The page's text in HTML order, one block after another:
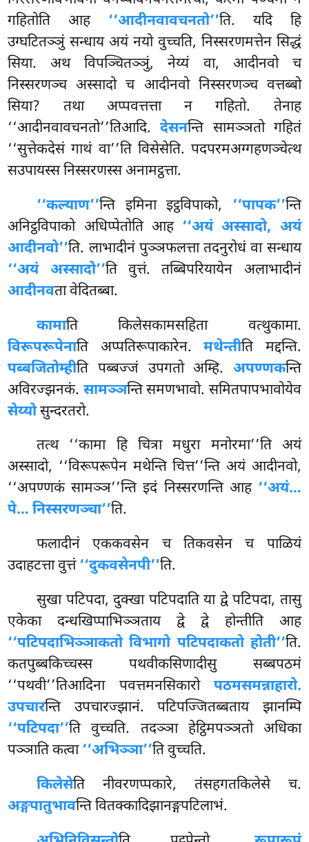
गहितोति आह ‘‘आदीनवावचनतो’’ति. यदि हि
उग्घटितञ्ञुं सन्धाय अयं नयो वुच्चति, निस्सरणमत्तेन सिद्धं
सिया. अथ विपञ्चितञ्ञुं, नेय्यं वा, आदीनवो च
निस्सरणञ्च अस्सादो च आदीनवो निस्सरणञ्च वत्तब्बो
सिया? तथा अप्पवत्तत्ता न गहितो. तेनाह
‘‘आदीनवावचनतो’’तिआदि.देसनन्ति सामञ्ञतो गहितं
‘‘सुत्तेकदेसं गाथं वा’’ति विसेसेति. पदपरमअग्गहणञ्चेत्थ
सउपायस्स निस्सरणस्स अनामट्ठत्ता.
‘‘कल्याण’’न्ति इमिना इट्ठविपाको, ‘‘पापक’’न्ति
अनिट्ठविपाको अधिप्पेतोति आह ‘‘अयं अस्सादो, अयं
आदीनवो’’ति. लाभादीनं पुञ्ञफलत्ता तदनुरोधं वा सन्धाय
‘‘अयं अस्सादो’’ति वुत्तं. तब्बिपरियायेन अलाभादीनं
आदीनवता वेदितब्बा.
कामातिकिलेसकामसहिता वत्थुकामा.
विरूपरूपेनाति अप्पतिरूपाकारेन.मथेन्तीति मद्दन्ति.
पब्बजितोम्हीति पब्बज्जं उपगतो अम्हि. अपण्णकन्ति
अविरज्झनकं. सामञ्ञन्ति समणभावो. समितपापभावोयेव
सेय्योसुन्दरतरो.
तत्थ ‘‘कामा हि चित्रा मधुरा मनोरमा’’ति अयं
अस्सादो, ‘‘विरूपरूपेन मथेन्ति चित्त’’न्ति अयं आदीनवो,
‘‘अपण्णकं सामञ्ञ’’न्ति इदं निस्सरणन्ति आह ‘‘अयं…
पे… निस्सरणञ्चा’’ति.
फलादीनं एककवसेन च तिकवसेन च पाळियं
उदाहटत्ता वुत्तं‘‘दुकवसेनपी’’ति.
सुखा पटिपदा, दुक्खा पटिपदाति या द्वे पटिपदा, तासु
एकेका दन्धखिप्पाभिञ्ञताय द्वे द्वे होन्तीति आह
‘‘पटिपदाभिञ्ञाकतो विभागो पटिपदाकतो होती’’ति.
कतपुब्बकिच्चस्स पथवीकसिणादीसु सब्बपठमं
‘‘पथवी’’तिआदिना पवत्तमनसिकारो पठमसमन्नाहारो.
उपचारन्ति उपचारज्झानं. पटिपज्जितब्बताय झानम्पि
‘‘पटिपदा’’तिवुच्चति. तदञ्ञा हेट्ठिमपञ्ञतो अधिका
पञ्ञाति कत्वा‘‘अभिञ्ञा’’ति वुच्चति.
किलेसेति नीवरणप्पकारे, तंसहगतकिलेसे च.
अङ्गपातुभावन्ति वितक्कादिझानङ्गपटिलाभं.